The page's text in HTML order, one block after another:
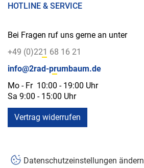
HOTLINE & SERVICE
Bei Fragen ruf uns gerne an unter
+49 (0)221 68 16 21
info@2rad-prumbaum.de
Mo - Fr 10:00 - 19:00 Uhr
Sa 9:00 - 15:00 Uhr
Vertrag widerrufen
Datenschutzeinstellungen ändern